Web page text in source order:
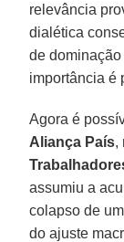
relevância
dialética
de
importância é
Agora é
Aliança País,
assumiu a
colapso de
do ajuste